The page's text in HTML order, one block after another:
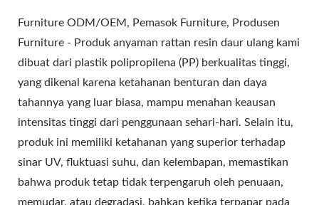
Furniture ODM/OEM, Pemasok Furniture, Produsen
Furniture - Produk anyaman rattan resin daur ulang kami
dibuat dari plastik polipropilena (PP) berkualitas tinggi,
yang dikenal karena ketahanan benturan dan daya
tahannya yang luar biasa, mampu menahan keausan
intensitas tinggi dari penggunaan sehari-hari. Selain itu,
produk ini memiliki ketahanan yang superior terhadap
sinar UV, fluktuasi suhu, dan kelembapan, memastikan
bahwa produk tetap tidak terpengaruh oleh penuaan,
memudar, atau degradasi, bahkan ketika terpapar pada